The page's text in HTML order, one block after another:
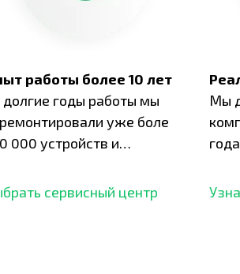
работы более 10 лет
долгие годы работы мы
уже боле
000 устройств и
сервисный центр
Мы
года